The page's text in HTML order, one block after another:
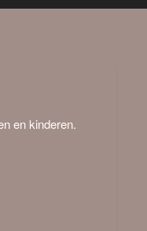
en kinderen.